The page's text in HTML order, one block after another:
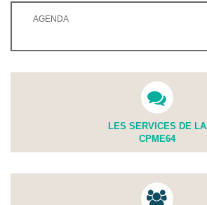
AGENDA
LES SERVICES DE LA
CPME64